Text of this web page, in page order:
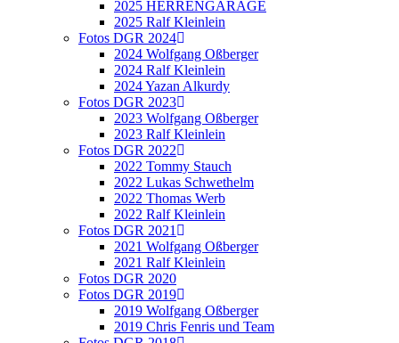
2025 HERRENGARAGE
2025 Ralf Kleinlein
Fotos DGR 2024
2024 Wolfgang Oßberger
2024 Ralf Kleinlein
2024 Yazan Alkurdy
Fotos DGR 2023
2023 Wolfgang Oßberger
2023 Ralf Kleinlein
Fotos DGR 2022
2022 Tommy Stauch
2022 Lukas Schwethelm
2022 Thomas Werb
2022 Ralf Kleinlein
Fotos DGR 2021
2021 Wolfgang Oßberger
2021 Ralf Kleinlein
Fotos DGR 2020
Fotos DGR 2019
2019 Wolfgang Oßberger
2019 Chris Fenris und Team